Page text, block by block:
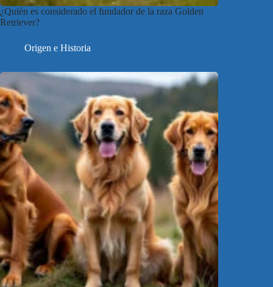
¿Quién es considerado el fundador de la raza Golden
Retriever?
Origen e Historia